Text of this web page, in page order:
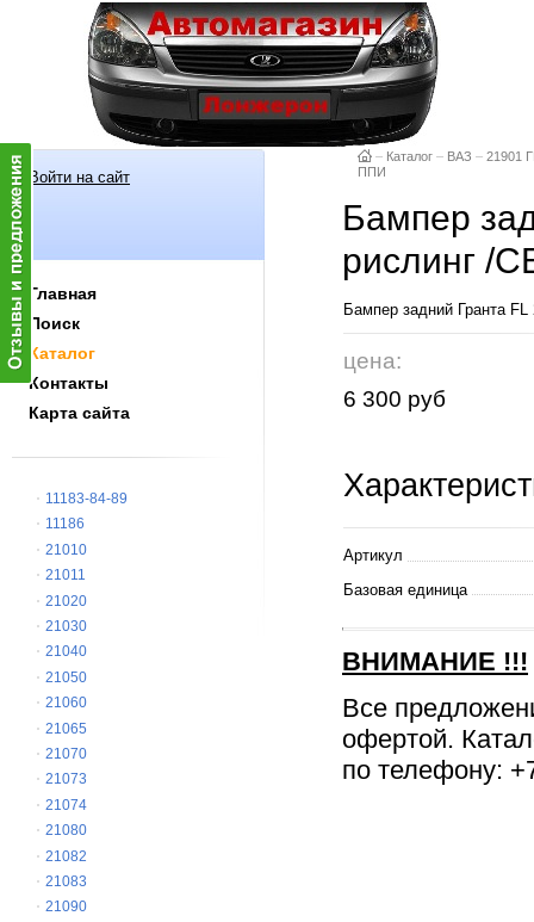
Войти на сайт
Главная
Поиск
Каталог
Контакты
Карта сайта
11183-84-89
11186
21010
21011
21020
21030
21040
21050
21060
21065
21070
21073
21074
21080
21082
21083
21090
– Каталог – ВАЗ – 21901
ППИ
Бампер
рислинг /
Бампер задний Гранта
цена:
6 300 руб
Артикул
Базовая единица
ВНИМАНИЕ !!!
Все
офертой.
по телефону: